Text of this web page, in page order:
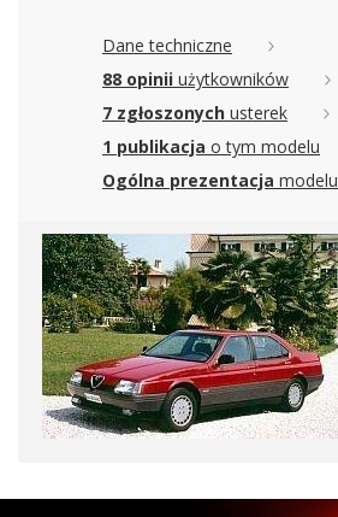
Dane techniczne
88 opinii użytkowników
7 zgłoszonych usterek
1 publikacja o tym modelu
Ogólna prezentacja modelu